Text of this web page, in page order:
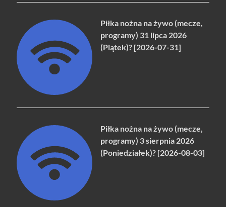
Piłka nożna na żywo (mecze,
programy) 31 lipca 2026
(Piątek)? [2026-07-31]
Piłka nożna na żywo (mecze,
programy) 3 sierpnia 2026
(Poniedziałek)? [2026-08-03]